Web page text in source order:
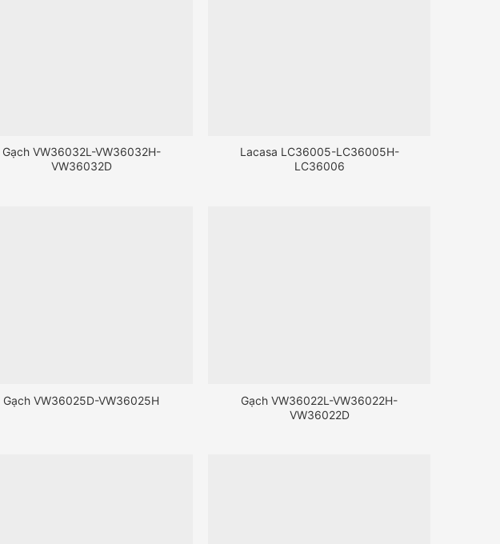
Gạch VW36032L-VW36032H-
VW36032D
Lacasa LC36005-LC36005H-
LC36006
Gạch VW36025D-VW36025H
Gạch VW36022L-VW36022H-
VW36022D